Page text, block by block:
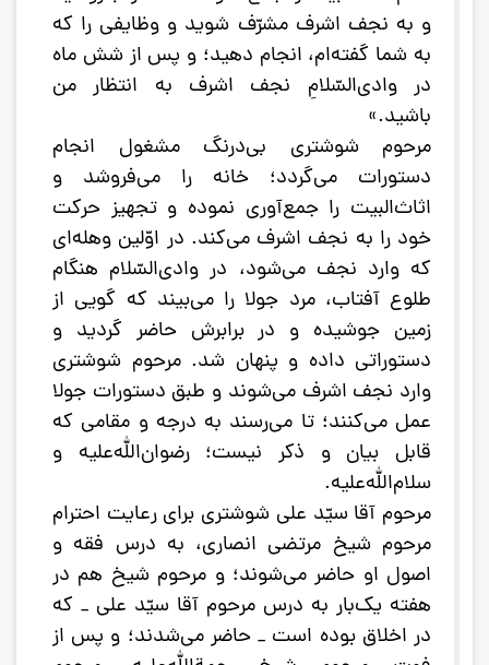
و به نجف اشرف مشرّف شوید و وظایفی را که
به شما گفته‌ام، انجام دهید؛ و پس از شش ماه
در وادی‌السّلامِ نجف اشرف به انتظار من
باشید.»
مرحوم شوشتری بی‌درنگ مشغول انجام
دستورات می‌گردد؛ خانه را می‌فروشد و
اثاث‌البیت را جمع‌آوری نموده و تجهیز حرکت
خود را به نجف اشرف می‌کند. در اوّلین وهله‌ای
که وارد نجف می‌شود، در وادی‌السّلام هنگام
طلوع آفتاب، مرد جولا را می‌بیند که گویی از
زمین جوشیده و در برابرش حاضر گردید و
دستوراتی داده و پنهان شد. مرحوم شوشتری
وارد نجف اشرف می‌شوند و طبق دستورات جولا
عمل می‌کنند؛ تا می‌رسند به درجه و مقامی که
قابل بیان و ذکر نیست؛ رضوان‌الله‌علیه و
سلام‌الله‌علیه.
مرحوم آقا سیّد علی شوشتری برای رعایت احترام
مرحوم شیخ مرتضی انصاری، به درس فقه و
اصول او حاضر می‌شوند؛ و مرحوم شیخ هم در
هفته یک‌بار به درس مرحوم آقا سیّد علی _ که
در اخلاق بوده است _ حاضر می‌شدند؛ و پس از